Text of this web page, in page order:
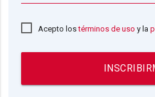
Acepto lostérminos de uso y la